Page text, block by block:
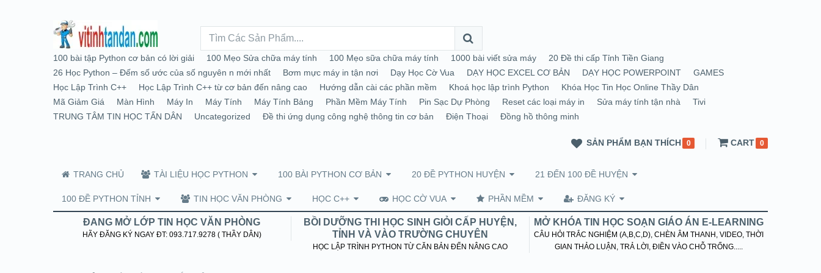
100 bài tập Python cơ bản có lời giải 100 Mẹo Sửa chữa máy tính 100 Mẹo sữa chữa máy tính 1000 bài viết sửa máy
20 Đề thi cấp Tỉnh Tiền Giang
26 Học Python – Đếm số ước của số nguyên n mới nhất
Bơm mực máy in tận nơi Dạy Học Cờ Vua DẠY HỌC EXCEL CƠ BẢN DẠY HỌC POWERPOINT
GAMES
Học Lập Trình C++
Học Lập Trình C++ từ cơ bản đến nâng cao Hướng dẫn cài các phần mềm Khoá học lập trình Python
Khóa Học Tin Học Online Thầy Dân
Mã Giảm Giá
Màn Hình Máy In Máy Tính Máy Tính Bảng Phần Mềm Máy Tính Pin Sạc Dự Phòng Reset các loại máy in Sửa máy tính tận nhà
Tivi
TRUNG TÂM TIN HỌC TẤN DÂN
Uncategorized Đề thi ứng dụng công nghệ thông tin cơ bản Điện Thoại Đồng hồ thông minh
SẢN PHẨM BẠN THÍCH 0 CART 0
TRANG CHỦ TÀI LIỆU HỌC PYTHON 100 BÀI PYTHON CƠ BẢN 20 ĐỀ PYTHON HUYỆN 21 ĐẾN 100 ĐỀ HUYỆN
100 ĐỀ PYTHON TỈNH TIN HỌC VĂN PHÒNG HỌC C++ HỌC CỜ VUA PHẦN MỀM ĐĂNG KÝ
ĐANG MỞ LỚP TIN HỌC VĂN PHÒNG
HÃY ĐĂNG KÝ NGAY ĐT: 093.717.9278 ( THẦY DÂN)
BỒI DƯỠNG THI HỌC SINH GIỎI CẤP HUYỆN,
TỈNH VÀ VÀO TRƯỜNG CHUYÊN
HỌC LẬP TRÌNH PYTHON TỪ CĂN BẢN ĐẾN NÂNG CAO
MỞ KHÓA TIN HỌC SOẠN GIÁO ÁN E-LEARNING
CÂU HỎI TRẮC NGHIỆM (A,B,C,D), CHÈN ÂM THANH, VIDEO, THỜI
GIAN THẢO LUẬN, TRẢ LỜI, ĐIỀN VÀO CHỖ TRỐNG.....